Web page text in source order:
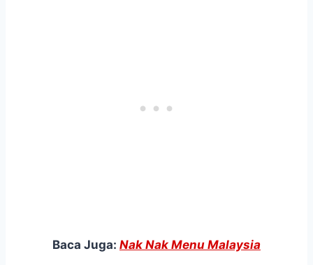
Baca Juga: Nak Nak Menu Malaysia